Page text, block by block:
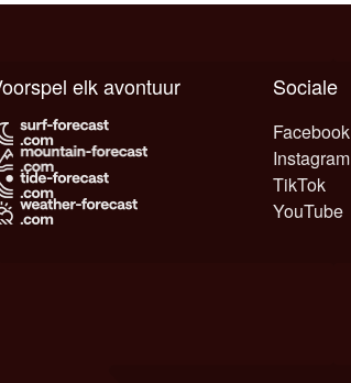
Sociale
Facebook
Instagram
TikTok
YouTube
Voorspel elk avontuur